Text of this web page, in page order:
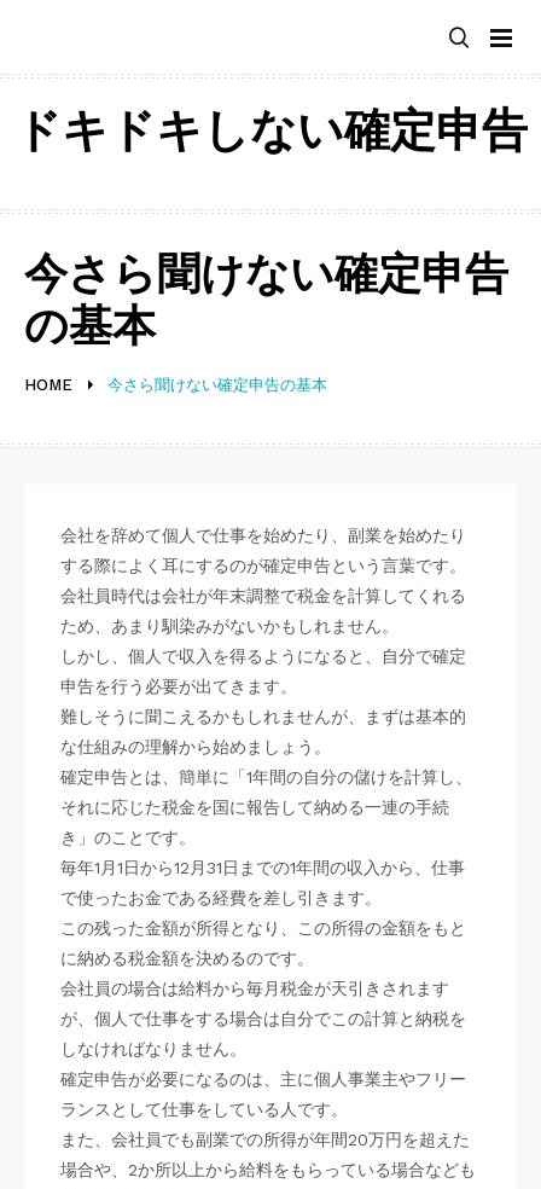
content
ドキドキしない確定申告
HOME 今さら聞けない確定申告の基本
今さら聞けない確定申告
の基本
会社を辞めて個人で仕事を始めたり、副業を始めたり
する際によく耳にするのが確定申告という言葉です。
会社員時代は会社が年末調整で税金を計算してくれる
ため、あまり馴染みがないかもしれません。
しかし、個人で収入を得るようになると、自分で確定
申告を行う必要が出てきます。
難しそうに聞こえるかもしれませんが、まずは基本的
な仕組みの理解から始めましょう。
確定申告とは、簡単に「1年間の自分の儲けを計算し、
それに応じた税金を国に報告して納める一連の手続
き」のことです。
毎年1月1日から12月31日までの1年間の収入から、仕事
で使ったお金である経費を差し引きます。
この残った金額が所得となり、この所得の金額をもと
に納める税金額を決めるのです。
会社員の場合は給料から毎月税金が天引きされます
が、個人で仕事をする場合は自分でこの計算と納税を
しなければなりません。
確定申告が必要になるのは、主に個人事業主やフリー
ランスとして仕事をしている人です。
また、会社員でも副業での所得が年間20万円を超えた
場合や、2か所以上から給料をもらっている場合なども